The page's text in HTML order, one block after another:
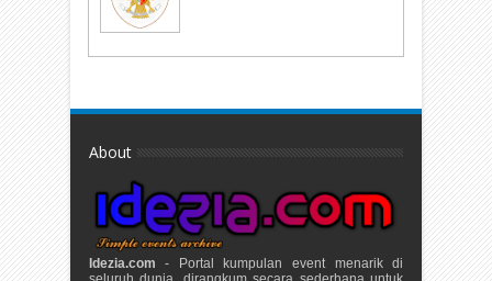
About
Idezia.com - Portal kumpulan event menarik di